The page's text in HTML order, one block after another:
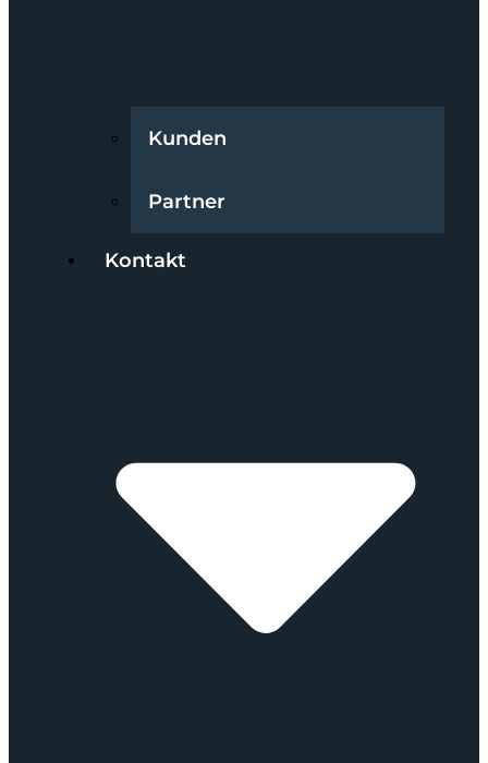
Kunden
Partner
Kontakt